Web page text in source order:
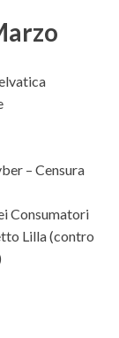
– Censura
Consumatori
Lilla (contro